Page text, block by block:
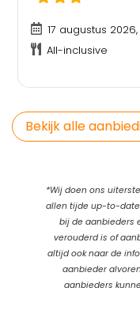
17 augustus
All-inclusive
Bekijk alle
*Wij doen ons
allen tijde up-to-date
bij de aanbieders
verouderd is of
altijd ook naar de
aanbieder
aanbieders